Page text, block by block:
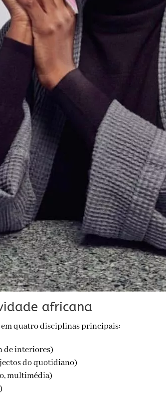
africana
em quatro disciplinas principais:
de interiores)
do quotidiano)
multimédia)